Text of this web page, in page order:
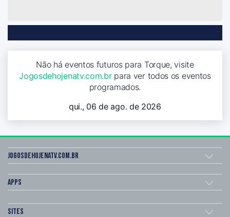
Não há eventos futuros para Torque, visite
Jogosdehojenatv.com.brpara ver todos os eventos
programados.
qui., 06 de ago. de 2026
Jogosdehojenatv.com.br
Apps
Sites